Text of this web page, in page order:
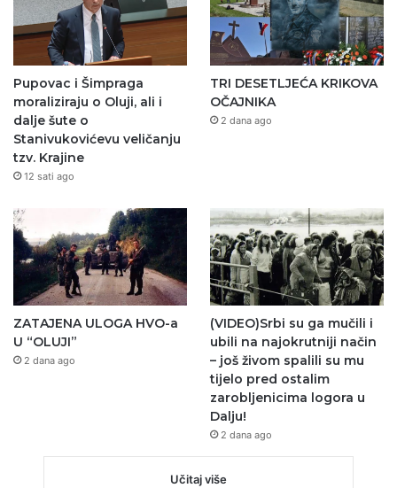
Pupovac i Šimpraga
moraliziraju o Oluji, ali i
dalje šute o
Stanivukovićevu veličanju
tzv. Krajine
12 sati ago
TRI DESETLJEĆA KRIKOVA
OČAJNIKA
2 dana ago
ZATAJENA ULOGA HVO-a
U “OLUJI”
2 dana ago
(VIDEO)Srbi su ga mučili i
ubili na najokrutniji način
– još živom spalili su mu
tijelo pred ostalim
zarobljenicima logora u
Dalju!
2 dana ago
Učitaj više